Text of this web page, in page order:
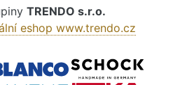
TRENDO s.r.o.
eshop www.trendo.cz